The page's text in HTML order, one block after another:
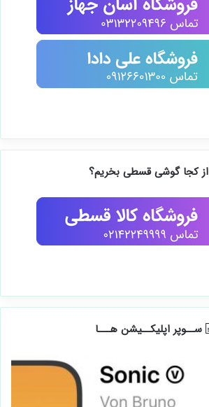
از کجا گوشی قسطی بخریم؟
ســوپر اپلیکــیشن هـــا